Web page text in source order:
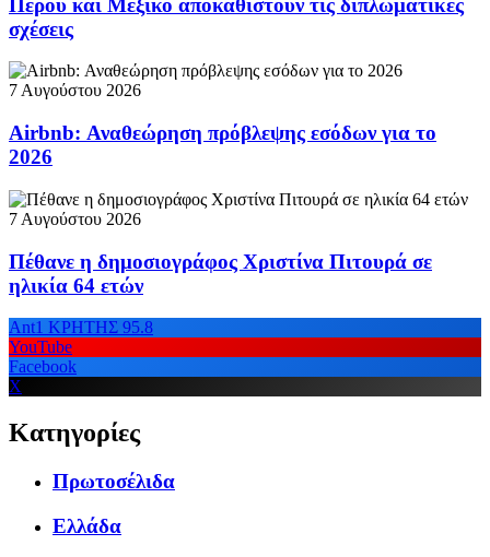
σχέσεις
7 Αυγούστου 2026
Airbnb: Αναθεώρηση πρόβλεψης εσόδων για το
2026
7 Αυγούστου 2026
Πέθανε η δημοσιογράφος Χριστίνα Πιτουρά σε
ηλικία 64 ετών
Ant1 ΚΡΗΤΗΣ 95.8
YouTube
Facebook
X
Κατηγορίες
Πρωτοσέλιδα
Ελλάδα